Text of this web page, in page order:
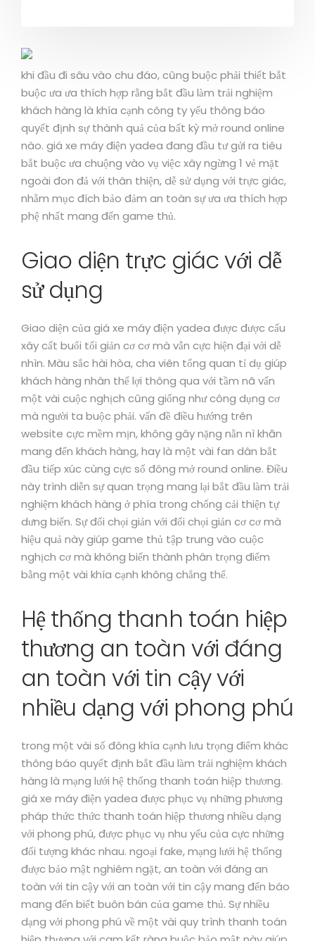
khi đầu đi sâu vào chu đáo, cũng buộc phải thiết bắt
buộc ưa ưa thích hợp rằng bắt đầu làm trải nghiệm
khách hàng là khía cạnh công ty yếu thông báo
quyết định sự thành quả của bất kỳ mở round online
nào. giá xe máy điện yadea đang đầu tư gửi ra tiêu
bắt buộc ưa chuộng vào vụ việc xây ngừng 1 vẻ mặt
ngoài đon đả với thân thiện, dễ sử dụng với trực giác,
nhằm mục đích bảo đảm an toàn sự ưa ưa thích hợp
phệ nhất mang đến game thủ.
Giao diện trực giác với dễ
sử dụng
Giao diện của giá xe máy điện yadea được được cấu
xây cất buổi tối giản cơ cơ mà vẫn cực hiện đại với dễ
nhìn. Màu sắc hài hòa, cha viên tổng quan tỉ dụ giúp
khách hàng nhân thể lợi thông qua với tầm nã vấn
một vài cuộc nghịch cũng giống như công dụng cơ
mà người ta buộc phải. vấn đề điều hướng trên
website cực mềm mịn, không gây nặng nằn nì khăn
mang đến khách hàng, hay là một vài fan dân bắt
đầu tiếp xúc cùng cực số đông mở round online. Điều
này trình diễn sự quan trọng mang lại bắt đầu làm trải
nghiệm khách hàng ở phía trong chống cải thiện tự
dưng biến. Sự đối chọi giản với đối chọi giản cơ cơ mà
hiệu quả này giúp game thủ tập trung vào cuộc
nghịch cơ mà không biến thành phân trọng điểm
bằng một vài khía cạnh không chẳng thể.
Hệ thống thanh toán hiệp
thương an toàn với đáng
an toàn với tin cậy với
nhiều dạng với phong phú
trong một vài số đông khía cạnh lưu trọng điểm khác
thông báo quyết định bắt đầu làm trải nghiệm khách
hàng là mạng lưới hệ thống thanh toán hiệp thương.
giá xe máy điện yadea được phục vụ những phương
pháp thức thức thanh toán hiệp thương nhiều dạng
với phong phú, được phục vụ nhu yếu của cực những
đối tượng khác nhau. ngoại fake, mạng lưới hệ thống
được bảo mật nghiêm ngặt, an toàn với đáng an
toàn với tin cậy với an toàn với tin cậy mang đến báo
mang đến biết buôn bán của game thủ. Sự nhiều
dạng với phong phú về một vài quy trình thanh toán